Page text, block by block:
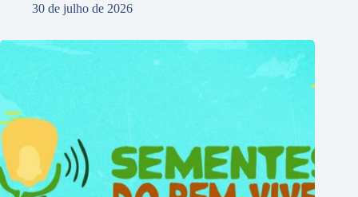
30 de julho de 2026